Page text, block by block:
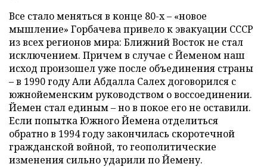
Все стало меняться в конце 80-х – «новое
мышление» Горбачева привело к эвакуации СССР
из всех регионов мира: Ближний Восток не стал
исключением. Причем в случае с Йеменом наш
исход произошел уже после объединения страны
– в 1990 году Али Абдалла Салех договорился с
южнойеменским руководством о воссоединении.
Йемен стал единым – но в покое его не оставили.
Если попытка Южного Йемена отделиться
обратно в 1994 году закончилась скоротечной
гражданской войной, то геополитические
изменения сильно ударили по Йемену.